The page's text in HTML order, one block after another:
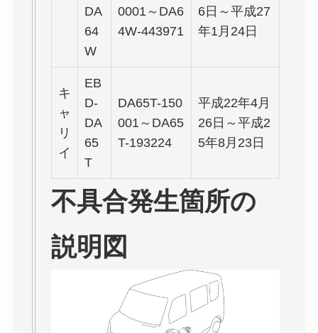
DA
64
W
0001～DA6
4W-443971
6日～平成27
年1月24日
キ
ャ
リ
イ
EB
D-
DA
65
T
DA65T-150
001～DA65
T-193224
平成22年4月
26日～平成2
5年8月23日
不具合発生箇所の
説明図